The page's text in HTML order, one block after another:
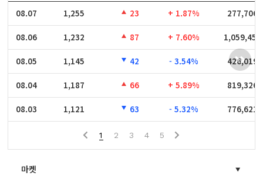
08.07
08.06
08.05
08.04
08.03
08.07 1,255 23 + 1.87% 277,706
08.06 1,232 87 + 7.60% 1,059,456
08.05 1,145 42 - 3.54% 426,019
08.04 1,187 66 + 5.89% 819,326
08.03 1,121 63 - 5.32% 776,621
1 2 3 4 5
마켓